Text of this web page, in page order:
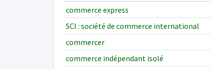
commerce express
SCI : société de commerce international
commercer
commerce indépendant isolé